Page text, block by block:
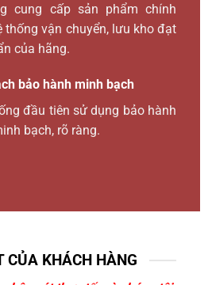
cung cấp sản phẩm chính
thống vận chuyển, lưu kho đạt
của hãng.
bảo hành minh bạch
đầu tiên sử dụng bảo hành
bạch, rõ ràng.
CỦA KHÁCH HÀNG